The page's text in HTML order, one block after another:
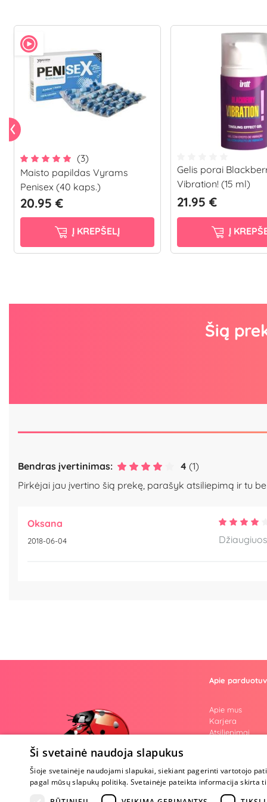
(3)
Maisto papildas Vyrams
Penisex (40 kaps.)
20.95 €
Į KREPŠELĮ
Gelis porai
Vibration! (15 ml)
21.95 €
Į
Šią
Bendras įvertinimas: 4 (1)
Pirkėjai jau įvertino šią prekę, parašyk atsiliepimą ir tu
Oksana
2018-06-04
Apie
Apie mus
Karjera
Atsiliepimai
Prekiniai ženklai
Parama
Tapk
Ši svetainė naudoja slapukus
Šioje svetainėje naudojami slapukai, siekiant pagerinti vartotojo
pagal mūsų slapukų politiką. Svetainėje pateikta informacija skirta